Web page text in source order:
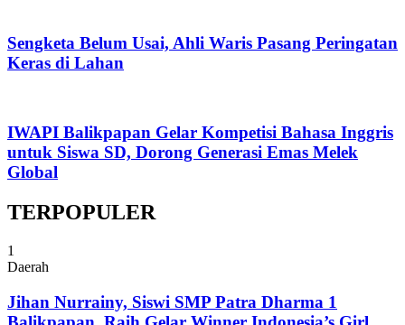
Sengketa Belum Usai, Ahli Waris Pasang Peringatan
Keras di Lahan
IWAPI Balikpapan Gelar Kompetisi Bahasa Inggris
untuk Siswa SD, Dorong Generasi Emas Melek
Global
TERPOPULER
1
Daerah
Jihan Nurrainy, Siswi SMP Patra Dharma 1